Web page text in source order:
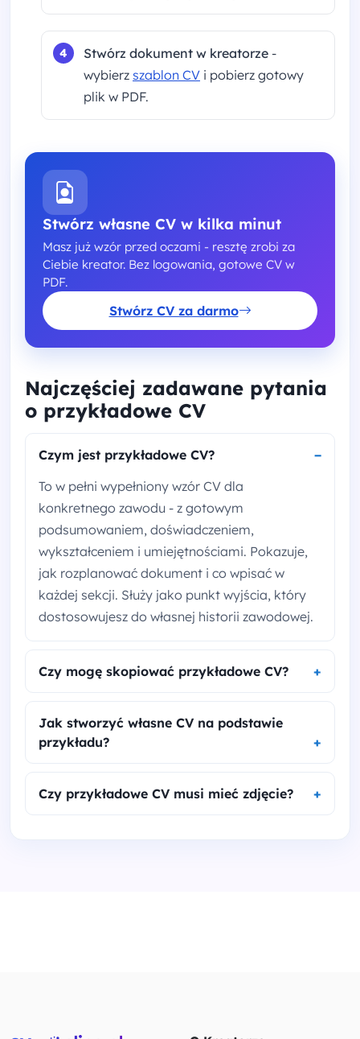
Stwórz dokument w kreatorze -
wybierz szablon CV i pobierz gotowy
plik w PDF.
Stwórz własne CV w kilka minut
Masz już wzór przed oczami - resztę zrobi za
Ciebie kreator. Bez logowania, gotowe CV w
PDF.
Stwórz CV za darmo
Najczęściej zadawane pytania
o przykładowe CV
Czym jest przykładowe CV?
To w pełni wypełniony wzór CV dla
konkretnego zawodu - z gotowym
podsumowaniem, doświadczeniem,
wykształceniem i umiejętnościami. Pokazuje,
jak rozplanować dokument i co wpisać w
każdej sekcji. Służy jako punkt wyjścia, który
dostosowujesz do własnej historii zawodowej.
Czy mogę skopiować przykładowe CV?
Jak stworzyć własne CV na podstawie
przykładu?
Czy przykładowe CV musi mieć zdjęcie?